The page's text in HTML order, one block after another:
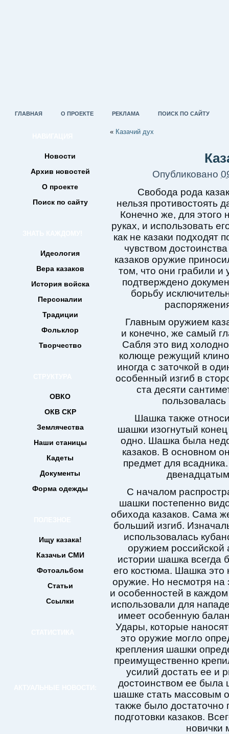
ГЛАВНАЯ О ПРОЕКТЕ РЕКЛАМА ПОИСК ПО САЙТУ
Новости
Архив новостей
О проекте
Поиск по сайту
Идеология
Вера казаков
История войска
Персоналии
Традиции
Фольклор
Творчество
ОВКО
ОКВ СКР
Землячества
Наши станицы
Кадеты
Документы
Форма одежды
Ищу казака!
Казачьи СМИ
Фотоальбом
Статьи
Ссылки
« Казачий дух
Опубликовано
Свобода рода
нельзя противостоять
Конечно же, для
руках, и использовать
как не казаки подходят
чувством
казаков оружие
том, что они грабили и
подтверждено
борьбу
Главным оружием
и конечно, же самый
Сабля это вид
колюще режущий
иногда с заточкой в
особенный изгиб в
ста десяти
Шашка также
шашки изогнутый
одно. Шашка была
казаков. В основном
предмет для
С началом
шашки постепенно
обихода казаков. Сама
больший изгиб.
использовалась
оружием российской
истории шашка всегда
его костюма. Шашка это
оружие. Но несмотря на
и особенностей в
использовали для
имеет особенную
Удары, которые
это оружие могло
крепления шашки
преимущественно
усилий достать ее и
достоинством ее была
шашке стать массовым
также было достаточно
подготовки казаков.
новички